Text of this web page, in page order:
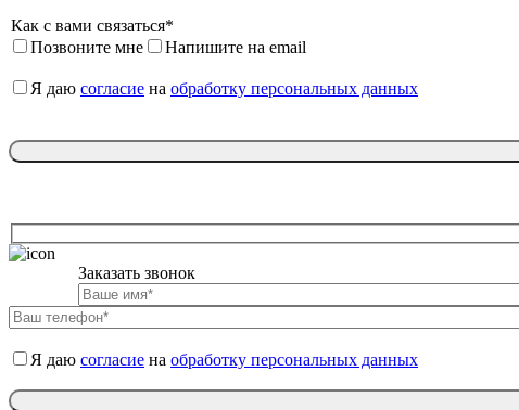
Как с вами связаться*
Позвоните мне
Напишите на email
Я даю согласие на обработку персональных данных
Заказать звонок
Я даю согласие на обработку персональных данных